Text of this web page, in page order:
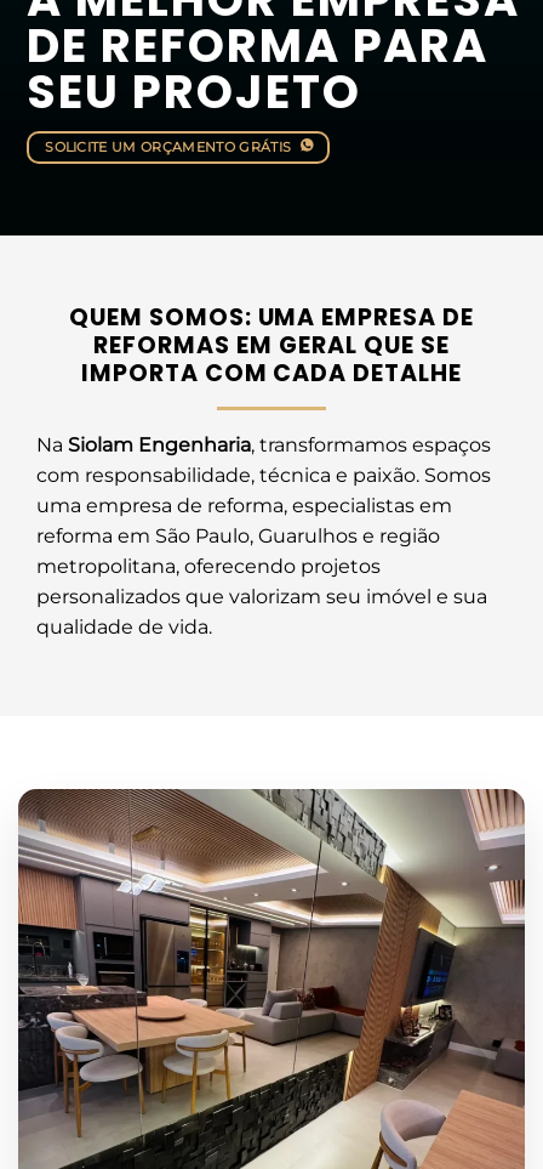
DE REFORMA PARA
SEU PROJETO
SOLICITE UM ORÇAMENTO GRÁTIS
QUEM SOMOS: UMA EMPRESA DE
REFORMAS EM GERAL QUE SE
IMPORTA COM CADA DETALHE
Na Siolam Engenharia, transformamos espaços
com responsabilidade, técnica e paixão. Somos
uma empresa de reforma, especialistas em
reforma em São Paulo, Guarulhos e região
metropolitana, oferecendo projetos
personalizados que valorizam seu imóvel e sua
qualidade de vida.